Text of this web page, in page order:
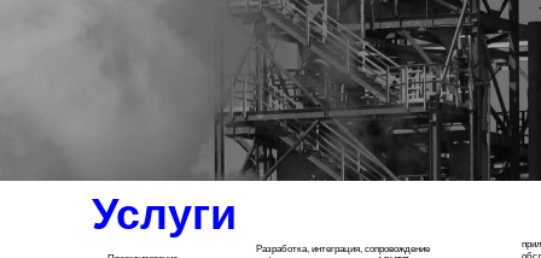
Услуги
Разработка, интеграция, сопровождение